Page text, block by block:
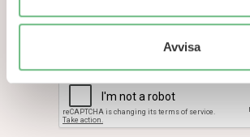
Avvisa
För att läsa mer om hur vi hanterar